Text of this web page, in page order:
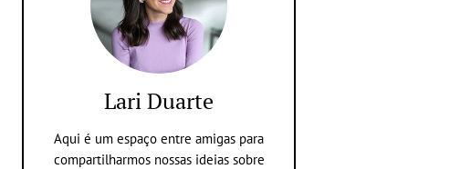
Lari Duarte
Aqui é um espaço entre amigas para
compartilharmos nossas ideias sobre